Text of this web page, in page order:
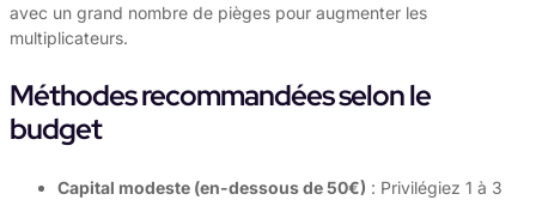
avec un grand nombre de pièges pour augmenter les
multiplicateurs.
Méthodes recommandées selon le
budget
Capital modeste (en-dessous de 50€) : Privilégiez 1 à 3